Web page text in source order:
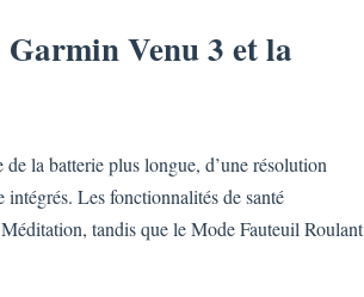
Venu 3 et la
la batterie plus longue, d’une résolution
intégrés. Les fonctionnalités de santé
tandis que le Mode Fauteuil Roulant